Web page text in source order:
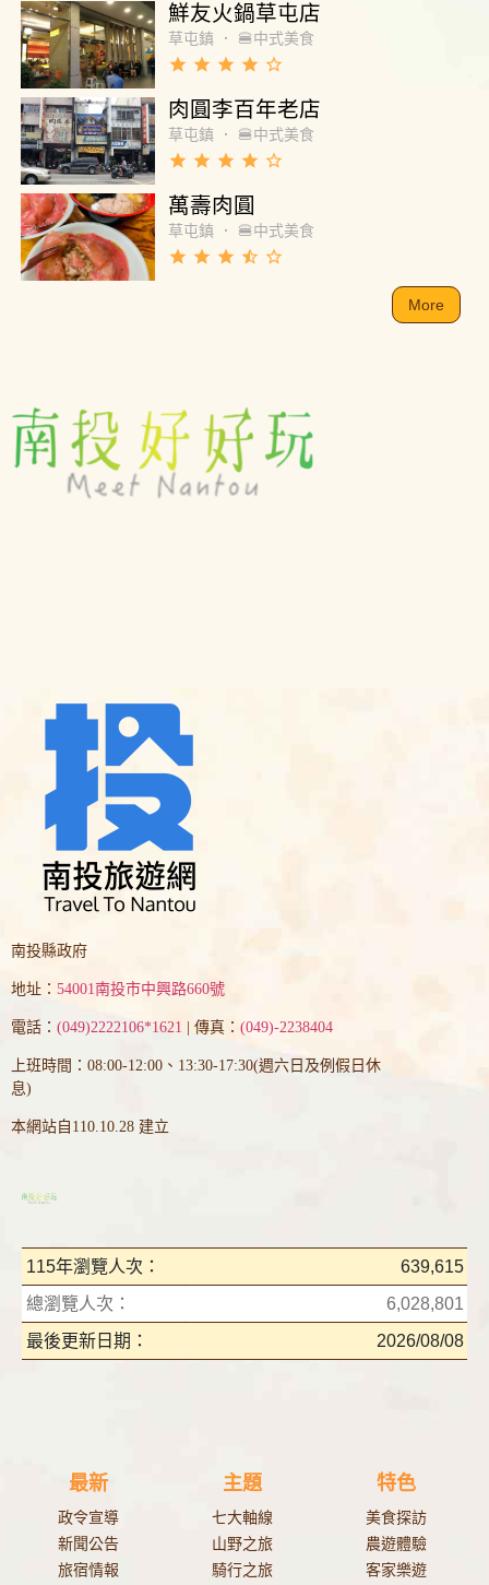
鮮友火鍋草屯店
草屯鎮 ． 🍔中式美食
grade grade grade grade star_border
肉圓李百年老店
草屯鎮 ． 🍔中式美食
grade grade grade grade star_border
萬壽肉圓
草屯鎮 ． 🍔中式美食
grade grade grade star_half star_border
More
南投縣政府
地址： 54001南投市中興路660號
電話： (049)2222106*1621 | 傳真： (049)-2238404
上班時間：08:00-12:00、13:30-17:30(週六日及例假日休
息)
本網站自110.10.28 建立
115年瀏覽人次：
639,615
總瀏覽人次：
6,028,801
最後更新日期：
2026/08/08
最新
政令宣導
新聞公告
旅宿情報
主題
七大軸線
山野之旅
騎行之旅
特色
美食探訪
農遊體驗
客家樂遊